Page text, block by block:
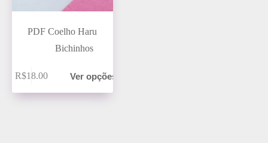
PDF Coelho Haru
Bichinhos
R$18.00 Ver opções